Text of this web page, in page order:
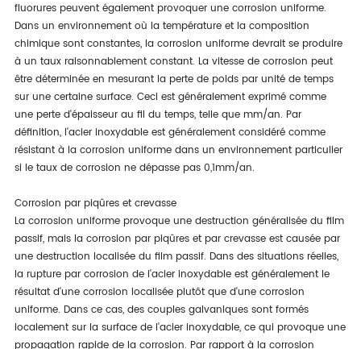
fluorures peuvent également provoquer une corrosion uniforme.
Dans un environnement où la température et la composition
chimique sont constantes, la corrosion uniforme devrait se produire
à un taux raisonnablement constant. La vitesse de corrosion peut
être déterminée en mesurant la perte de poids par unité de temps
sur une certaine surface. Ceci est généralement exprimé comme
une perte d'épaisseur au fil du temps, telle que mm/an. Par
définition, l'acier inoxydable est généralement considéré comme
résistant à la corrosion uniforme dans un environnement particulier
si le taux de corrosion ne dépasse pas 0,1mm/an.
Corrosion par piqûres et crevasse
La corrosion uniforme provoque une destruction généralisée du film
passif, mais la corrosion par piqûres et par crevasse est causée par
une destruction localisée du film passif. Dans des situations réelles,
la rupture par corrosion de l'acier inoxydable est généralement le
résultat d'une corrosion localisée plutôt que d'une corrosion
uniforme. Dans ce cas, des couples galvaniques sont formés
localement sur la surface de l'acier inoxydable, ce qui provoque une
propagation rapide de la corrosion. Par rapport à la corrosion